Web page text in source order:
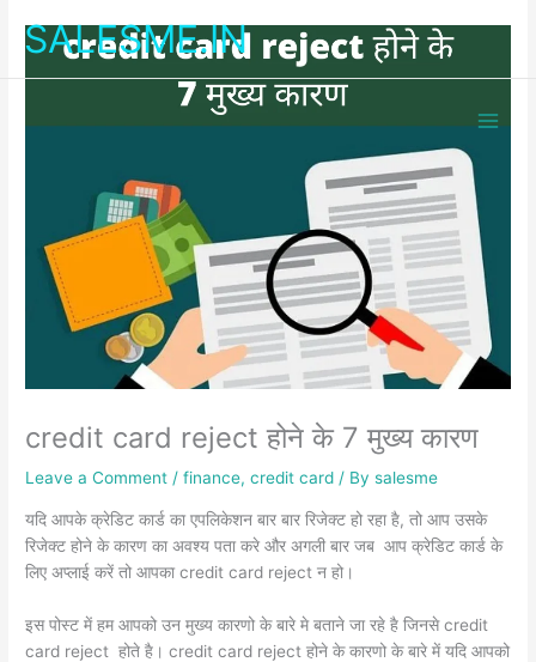
SALESME.IN
credit card reject होने के 7 मुख्य कारण
Leave a Comment /finance,credit card / Bysalesme
यदि आपके क्रेडिट कार्ड का एपलिकेशन बार बार रिजेक्ट हो रहा है, तो आप उसके
रिजेक्ट होने के कारण का अवश्य पता करे और अगली बार जब आप क्रेडिट कार्ड के
लिए अप्लाई करें तो आपका credit card reject न हो।
इस पोस्ट में हम आपको उन मुख्य कारणो के बारे मे बताने जा रहे है जिनसे credit
card reject होते है। credit card reject होने के कारणो के बारे में यदि आपको